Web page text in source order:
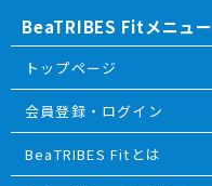
BeaTRIBES Fitメニュー
トップページ
会員登録・ログイン
BeaTRIBES Fitとは